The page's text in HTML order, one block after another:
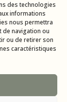
des technologies
informations
nous permettra
de navigation ou
ou de retirer son
caractéristiques